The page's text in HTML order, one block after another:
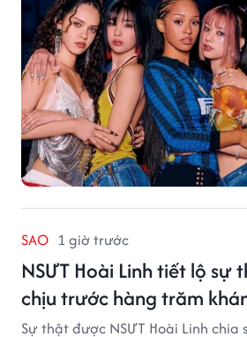
SAO 1 giờ trước
NSƯT Hoài Linh tiết lộ sự
chịu trước hàng trăm
Sự thật được NSƯT Hoài Linh chia